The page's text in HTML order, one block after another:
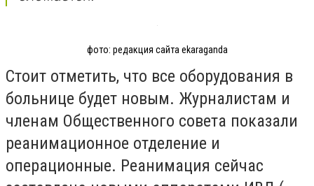
фото: редакция сайта ekaraganda
Стоит отметить, что все оборудования в
больнице будет новым. Журналистам и
членам Общественного совета показали
реанимационное отделение и
операционные. Реанимация сейчас